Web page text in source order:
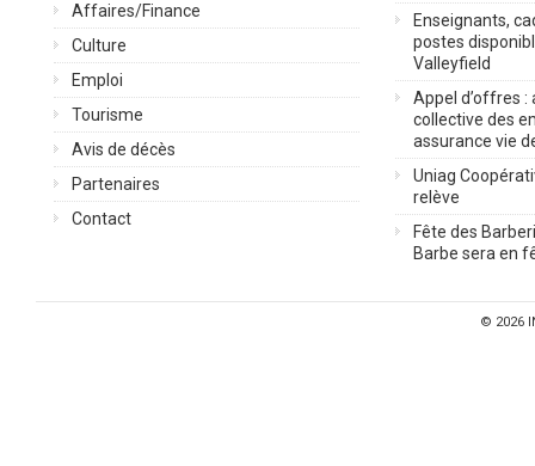
Affaires/Finance
Culture
Emploi
Tourisme
Avis de décès
Partenaires
Contact
Enseignants,
postes
Valleyfield
Appel d’offres :
collective des
assurance vie
Uniag
relève
Fête des
Barbe sera en
© 2026